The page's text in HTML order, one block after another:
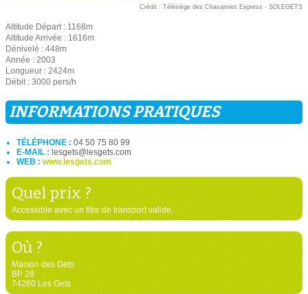
Crédit : Télésiège des Chavannes Express - SOLEGETS
Altitude Départ : 1168m
Altitude Arrivée : 1616m
Dénivelé : 448m
Année : 2003
Longueur : 2424m
Débit : 3000 pers/h
INFORMATIONS PRATIQUES
TÉLÉPHONE : 04 50 75 80 99
E-MAIL : lesgets@lesgets.com
WEB : www.lesgets.com
Quel prix ?
Accessible avec un titre de transport valide.
Où ?
Maison des Gets
BP 28
74260 Les Gets